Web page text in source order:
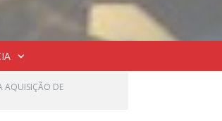
AQUISIÇÃO DE